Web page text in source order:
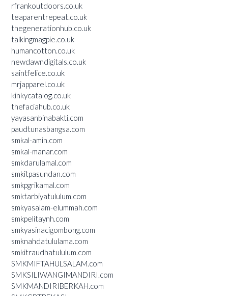
rfrankoutdoors.co.uk
teaparentrepeat.co.uk
thegenerationhub.co.uk
talkingmagpie.co.uk
humancotton.co.uk
newdawndigitals.co.uk
saintfelice.co.uk
mrjapparel.co.uk
kinkycatalog.co.uk
thefaciahub.co.uk
yayasanbinabakti.com
paudtunasbangsa.com
smkal-amin.com
smkal-manar.com
smkdarulamal.com
smkitpasundan.com
smkpgrikamal.com
smktarbiyatululum.com
smkyasalam-elummah.com
smkpelitaynh.com
smkyasinacigombong.com
smknahdatululama.com
smkitraudhatululum.com
SMKMIFTAHULSALAM.com
SMKSILIWANGIMANDIRI.com
SMKMANDIRIBERKAH.com